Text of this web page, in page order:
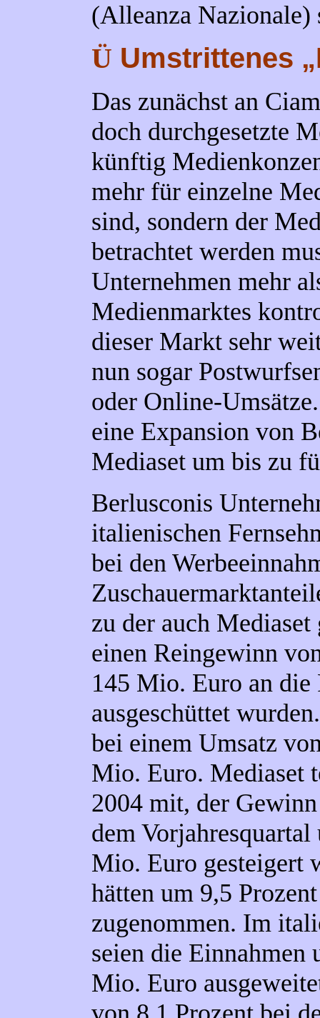
(Alleanza Nazionale)
Ü Umstrittenes
Das zunächst an
doch durchgesetzte
künftig
mehr für einzelne
sind, sondern der
betrachtet werden
Unternehmen mehr
Medienmarktes
dieser Markt sehr
nun sogar
oder Online-
eine Expansion von
Mediaset um bis zu
Berlusconis
italienischen
bei den
zu der auch
einen Reingewinn
145 Mio. Euro an
ausgeschüttet
bei einem Umsatz
Mio. Euro. Mediaset
2004 mit, der
dem
Mio. Euro gesteigert
hätten um 9,5
zugenommen. Im
seien die Einnahmen
Mio. Euro